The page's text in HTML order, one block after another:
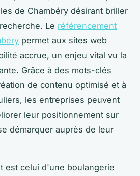
de Chambéry désirant briller
Le référencement
permet aux sites web
accrue, un enjeu vital vu la
Grâce à des mots-clés
de contenu optimisé et à
les entreprises peuvent
leur positionnement sur
démarquer auprès de leur
est celui d'une boulangerie